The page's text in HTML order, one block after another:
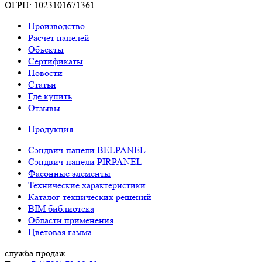
ОГРН: 1023101671361
Производство
Расчет панелей
Объекты
Сертификаты
Новости
Статьи
Где купить
Отзывы
Продукция
Сэндвич-панели BELPANEL
Сэндвич-панели PIRPANEL
Фасонные элементы
Технические характеристики
Каталог технических решений
BIM библиотека
Области применения
Цветовая гамма
служба продаж